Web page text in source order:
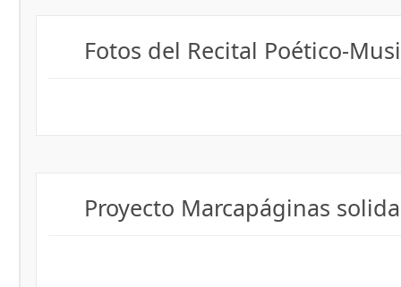
Fotos del Recital Poético-
Proyecto Marcapáginas